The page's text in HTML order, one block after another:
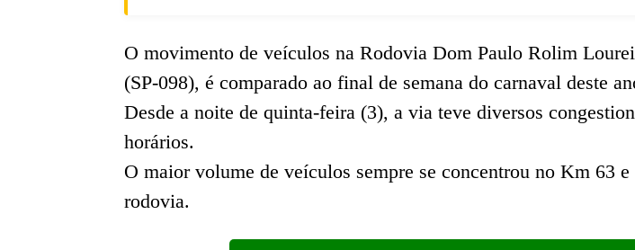
O movimento de veículos na Rodovia Dom Paulo Rolim
(SP-098), é comparado ao final de semana do carnaval deste
Desde a noite de quinta-feira (3), a via teve diversos
horários.
O maior volume de veículos sempre se concentrou no Km 63
rodovia.